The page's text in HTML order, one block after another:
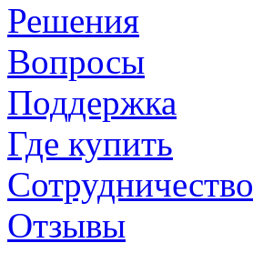
Решения
Вопросы
Поддержка
Где купить
Сотрудничество
Отзывы